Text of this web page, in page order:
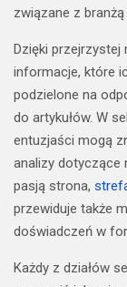
związane z
Dzięki przejrzystej
informacje, które
podzielone na
do artykułów. W
entuzjaści mogą
analizy dotyczące
pasją strona,
przewiduje także
doświadczeń w
Każdy z działów